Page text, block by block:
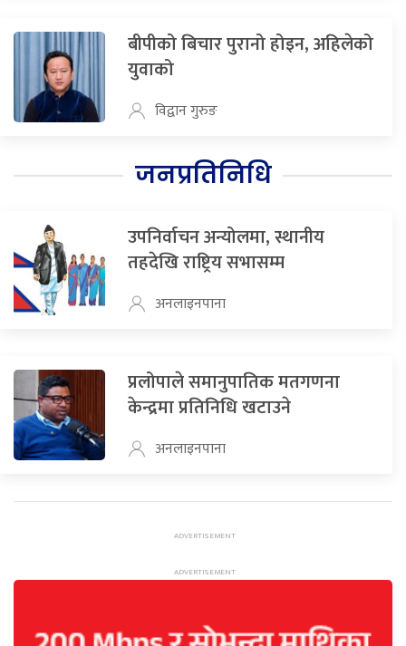
बीपीको बिचार पुरानो होइन, अहिलेको
युवाको
विद्वान गुरुङ
जनप्रतिनिधि
उपनिर्वाचन अन्योलमा, स्थानीय
तहदेखि राष्ट्रिय सभासम्म
अनलाइनपाना
प्रलोपाले समानुपातिक मतगणना
केन्द्रमा प्रतिनिधि खटाउने
अनलाइनपाना